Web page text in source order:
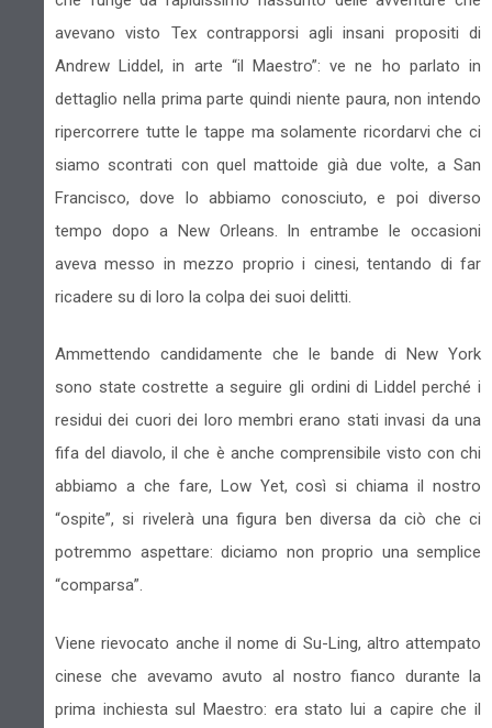
avevano visto Tex contrapporsi agli insani propositi di
Andrew Liddel, in arte “il Maestro”: ve ne ho parlato in
dettaglio nella prima parte quindi niente paura, non intendo
ripercorrere tutte le tappe ma solamente ricordarvi che ci
siamo scontrati con quel mattoide già due volte, a San
Francisco, dove lo abbiamo conosciuto, e poi diverso
tempo dopo a New Orleans. In entrambe le occasioni
aveva messo in mezzo proprio i cinesi, tentando di far
ricadere su di loro la colpa dei suoi delitti.
Ammettendo candidamente che le bande di New York
sono state costrette a seguire gli ordini di Liddel perché i
residui dei cuori dei loro membri erano stati invasi da una
fifa del diavolo, il che è anche comprensibile visto con chi
abbiamo a che fare, Low Yet, così si chiama il nostro
“ospite”, si rivelerà una figura ben diversa da ciò che ci
potremmo aspettare: diciamo non proprio una semplice
“comparsa”.
Viene rievocato anche il nome di Su-Ling, altro attempato
cinese che avevamo avuto al nostro fianco durante la
prima inchiesta sul Maestro: era stato lui a capire che il